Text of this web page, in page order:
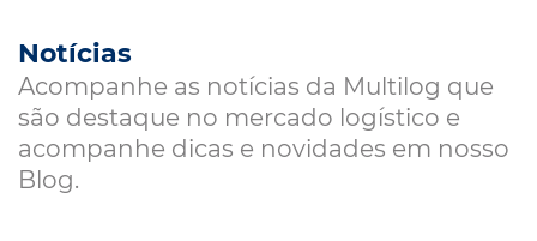
Notícias
Acompanhe as notícias da Multilog que
são destaque no mercado logístico e
acompanhe dicas e novidades em nosso
Blog.